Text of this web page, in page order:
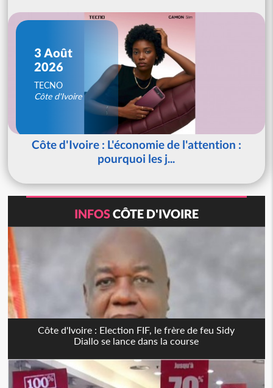
3 Août
2026
TECNO
Côte d'Ivoire
Côte d'Ivoire : L'économie de l'attention :
pourquoi les j...
INFOSCÔTE D'IVOIRE
Côte d'Ivoire : Election FIF, le frère de feu Sidy
Diallo se lance dans la course